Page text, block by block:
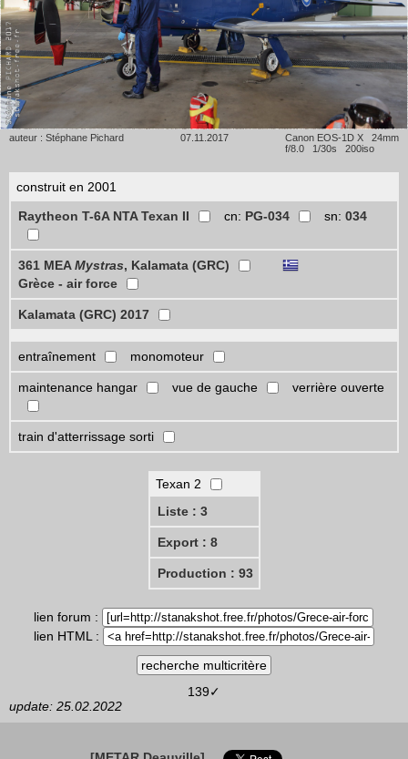
auteur : Stéphane Pichard 07.11.2017
Canon EOS-1D X 24mm
f/8.0 1/30s 200iso
construit en 2001
Raytheon T-6A NTA Texan II
cn: PG-034 sn: 034
361 MEAMystras, Kalamata (GRC)
Grèce - air force
Kalamata (GRC) 2017
entraînement monomoteur
maintenance hangar vue de gauche verrière ouverte
train d'atterrissage sorti
Texan 2
Liste : 3
Export : 8
Production : 93
lien forum :
lien HTML :
139✓
update: 25.02.2022